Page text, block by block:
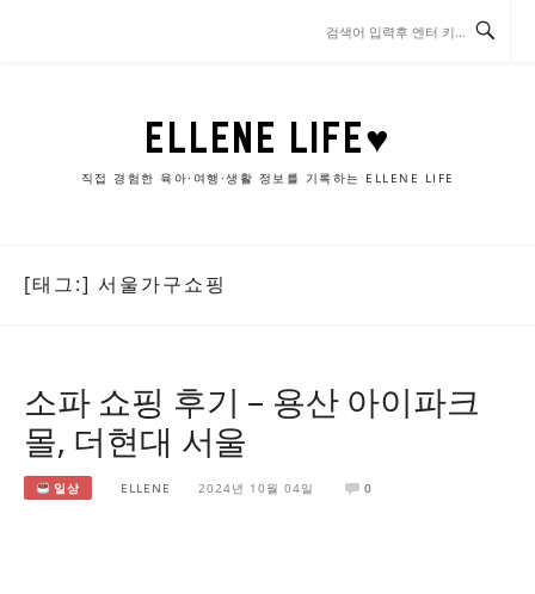
ELLENE LIFE♥
직접 경험한 육아·여행·생활 정보를 기록하는 ELLENE LIFE
[태그:] 서울가구쇼핑
소파 쇼핑 후기 – 용산 아이파크
몰, 더현대 서울
일상 ELLENE 2024년 10월 04일 0